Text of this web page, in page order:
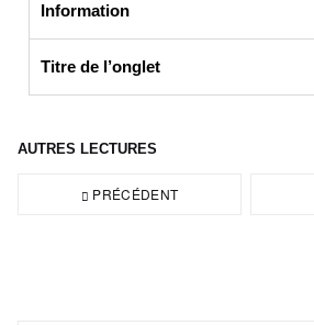
Information
Titre de l’onglet
AUTRES LECTURES
PRÉCÉDENT